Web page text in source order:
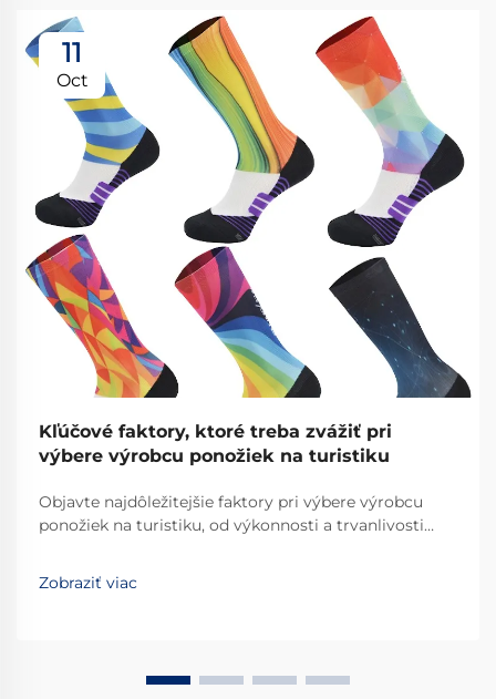
11
Oct
Kľúčové faktory, ktoré treba zvážiť pri
výbere výrobcu ponožiek na turistiku
Objavte najdôležitejšie faktory pri výbere výrobcu
ponožiek na turistiku, od výkonnosti a trvanlivosti
pre kvalitu a inovácie. Dozvedzte sa viac.
Zobraziť viac